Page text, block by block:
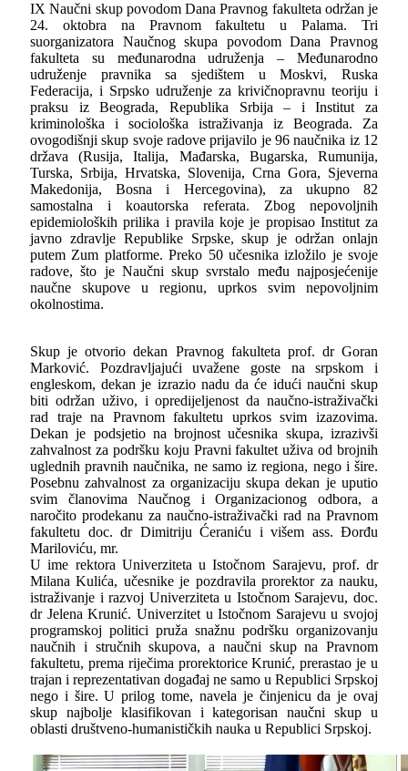
IX Naučni skup povodom Dana Pravnog fakulteta održan je
24. oktobra na Pravnom fakultetu u Palama. Tri
suorganizatora Naučnog skupa povodom Dana Pravnog
fakulteta su međunarodna udruženja – Međunarodno
udruženje pravnika sa sjedištem u Moskvi, Ruska
Federacija, i Srpsko udruženje za krivičnopravnu teoriju i
praksu iz Beograda, Republika Srbija – i Institut za
kriminološka i sociološka istraživanja iz Beograda. Za
ovogodišnji skup svoje radove prijavilo je 96 naučnika iz 12
država (Rusija, Italija, Mađarska, Bugarska, Rumunija,
Turska, Srbija, Hrvatska, Slovenija, Crna Gora, Sjeverna
Makedonija, Bosna i Hercegovina), za ukupno 82
samostalna i koautorska referata. Zbog nepovolјnih
epidemioloških prilika i pravila koje je propisao Institut za
javno zdravlјe Republike Srpske, skup je održan onlajn
putem Zum platforme. Preko 50 učesnika izložilo je svoje
radove, što je Naučni skup svrstalo među najposjećenije
naučne skupove u regionu, uprkos svim nepovolјnim
okolnostima.
Skup je otvorio dekan Pravnog fakulteta prof. dr Goran
Marković. Pozdravlјajući uvažene goste na srpskom i
engleskom, dekan je izrazio nadu da će idući naučni skup
biti održan uživo, i opredijelјenost da naučno-istraživački
rad traje na Pravnom fakultetu uprkos svim izazovima.
Dekan je podsjetio na brojnost učesnika skupa, izrazivši
zahvalnost za podršku koju Pravni fakultet uživa od brojnih
uglednih pravnih naučnika, ne samo iz regiona, nego i šire.
Posebnu zahvalnost za organizaciju skupa dekan je uputio
svim članovima Naučnog i Organizacionog odbora, a
naročito prodekanu za naučno-istraživački rad na Pravnom
fakultetu doc. dr Dimitriju Ćeraniću i višem ass. Đorđu
Mariloviću, mr.
U ime rektora Univerziteta u Istočnom Sarajevu, prof. dr
Milana Kulića, učesnike je pozdravila prorektor za nauku,
istraživanje i razvoj Univerziteta u Istočnom Sarajevu, doc.
dr Jelena Krunić. Univerzitet u Istočnom Sarajevu u svojoj
programskoj politici pruža snažnu podršku organizovanju
naučnih i stručnih skupova, a naučni skup na Pravnom
fakultetu, prema riječima prorektorice Krunić, prerastao je u
trajan i reprezentativan događaj ne samo u Republici Srpskoj
nego i šire. U prilog tome, navela je činjenicu da je ovaj
skup najbolјe klasifikovan i kategorisan naučni skup u
oblasti društveno-humanističkih nauka u Republici Srpskoj.